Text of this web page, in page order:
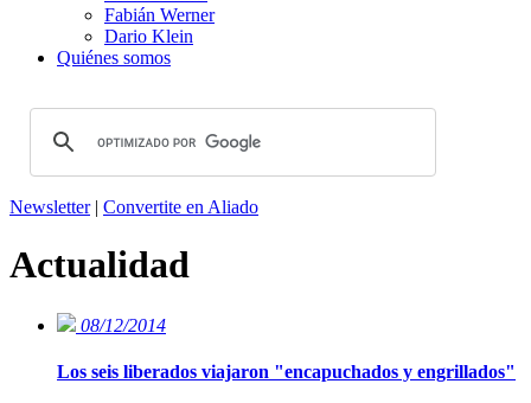
Fabián Werner
Dario Klein
Quiénes somos
Newsletter| Convertite en Aliado
Actualidad
08/12/2014
Los seis liberados viajaron "encapuchados y engrillados"